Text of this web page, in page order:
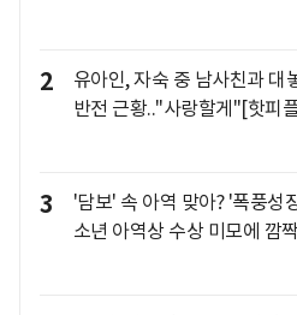
2
유아인, 자숙 중 남사친과 대
반전 근황.."사랑할게"[핫피
3
'담보' 속 아역 맞아? '폭풍성
소년 아역상 수상 미모에 깜짝